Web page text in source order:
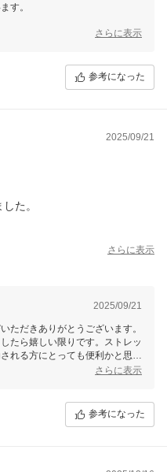
す。
いただけたとのこと、贈られた
ただける一着となりましたら幸
さらに表示
参考になった
2025/09/21
た。
さらに表示
2025/09/21
ただきありがとうございます。
たら嬉しい限りです。ストレッ
れる方にとっても便利かと思い
ことを心より願っております。
さらに表示
参考になった